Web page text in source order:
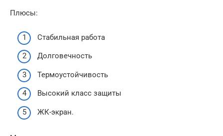
Плюсы:
Стабильная работа
Долговечность
Термоустойчивость
Высокий класс защиты
ЖК-экран.